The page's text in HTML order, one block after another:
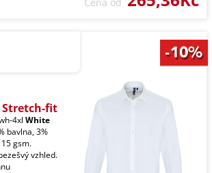
Stretch-fit
4xl White
bavlna, 3%
gsm.
vzhled.